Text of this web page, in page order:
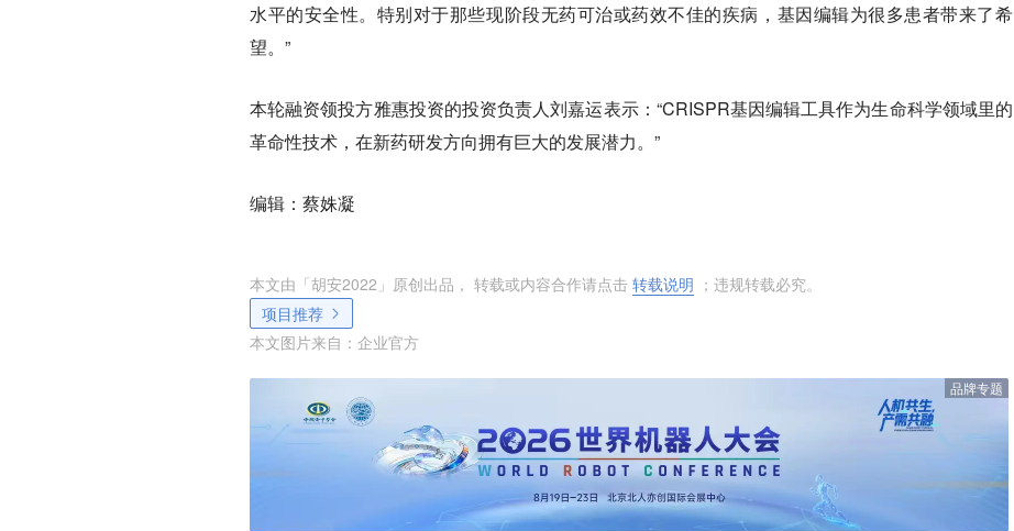
水平的安全性。特别对于那些现阶段无药可治或药效不佳的疾病，基因编辑为很多患者带来了希
望。”
本轮融资领投方雅惠投资的投资负责人刘嘉运表示：“CRISPR基因编辑工具作为生命科学领域里的
革命性技术，在新药研发方向拥有巨大的发展潜力。”
编辑：蔡姝凝
本文由「胡安2022 」原创出品， 转载或内容合作请点击 转载说明 ；违规转载必究。
项目推荐
本文图片来自： 企业官方
品牌专题